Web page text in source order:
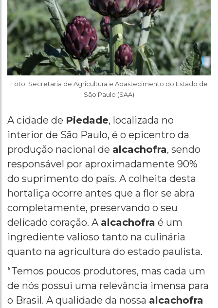
Foto: Secretaria de Agricultura e Abastecimento do Estado de
São Paulo (SAA)
A cidade de Piedade, localizada no
interior de São Paulo, é o epicentro da
produção nacional de alcachofra, sendo
responsável por aproximadamente 90%
do suprimento do país. A colheita desta
hortaliça ocorre antes que a flor se abra
completamente, preservando o seu
delicado coração. A alcachofra é um
ingrediente valioso tanto na culinária
quanto na agricultura do estado paulista.
“Temos poucos produtores, mas cada um
de nós possui uma relevância imensa para
o Brasil. A qualidade da nossa alcachofra